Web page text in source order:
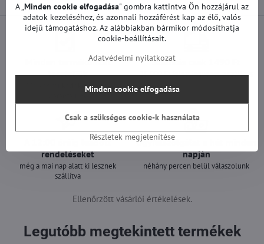
Minden termékünket
teszteljük
100%-os működőképességet
Szállítás csak 1490 Ft
25 000 Ft felett ingyenes a szállítás
A 12:00 óráig leadott
rendeléseket
még a mai nap alatt ki lesznek
szállítva
Ügyfélszolgálat a hét minden
napján
néhány percen belül válaszolunk
Ellenőrzött vásárlói értékelések.
Legutóbb megtekintett termékek
A „ Minden cookie elfogadása" gombra kattintva Ön hozzájárul az
adatok kezeléséhez, és azonnali hozzáférést kap az élő, valós
idejű támogatáshoz. Az alábbiakban bármikor módosíthatja
cookie-beállításait.
Adatvédelmi nyilatkozat
Részletek megjelenítése
Minden cookie elfogadása
Csak a szükséges cookie-k használata